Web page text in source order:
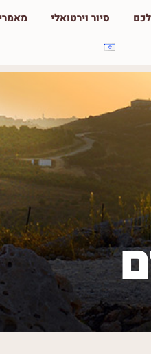
סיור וירטואלי